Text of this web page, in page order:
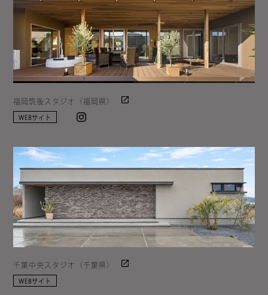
福岡筑後スタジオ（福岡県）
WEBサイト
千葉中央スタジオ（千葉県）
WEBサイト